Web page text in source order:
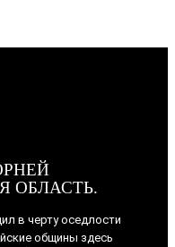
ОБЛАСТЬ.
в черту оседлости
общины здесь